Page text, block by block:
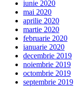
iunie 2020
mai 2020
aprilie 2020
martie 2020
februarie 2020
ianuarie 2020
decembrie 2019
noiembrie 2019
octombrie 2019
septembrie 2019